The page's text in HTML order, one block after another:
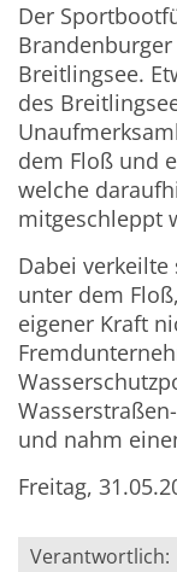
Der
Breitlingsee.
des
dem Floß und
welche
mitgeschleppt
Dabei
unter dem
eigener Kraft
und nahm
Freitag,
Verantwortlich: